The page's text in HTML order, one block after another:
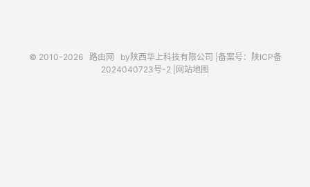
© 2010-2026 路由网 by陕西华上科技有限公司 | 备案号：陕ICP备
2024040723号-2 | 网站地图